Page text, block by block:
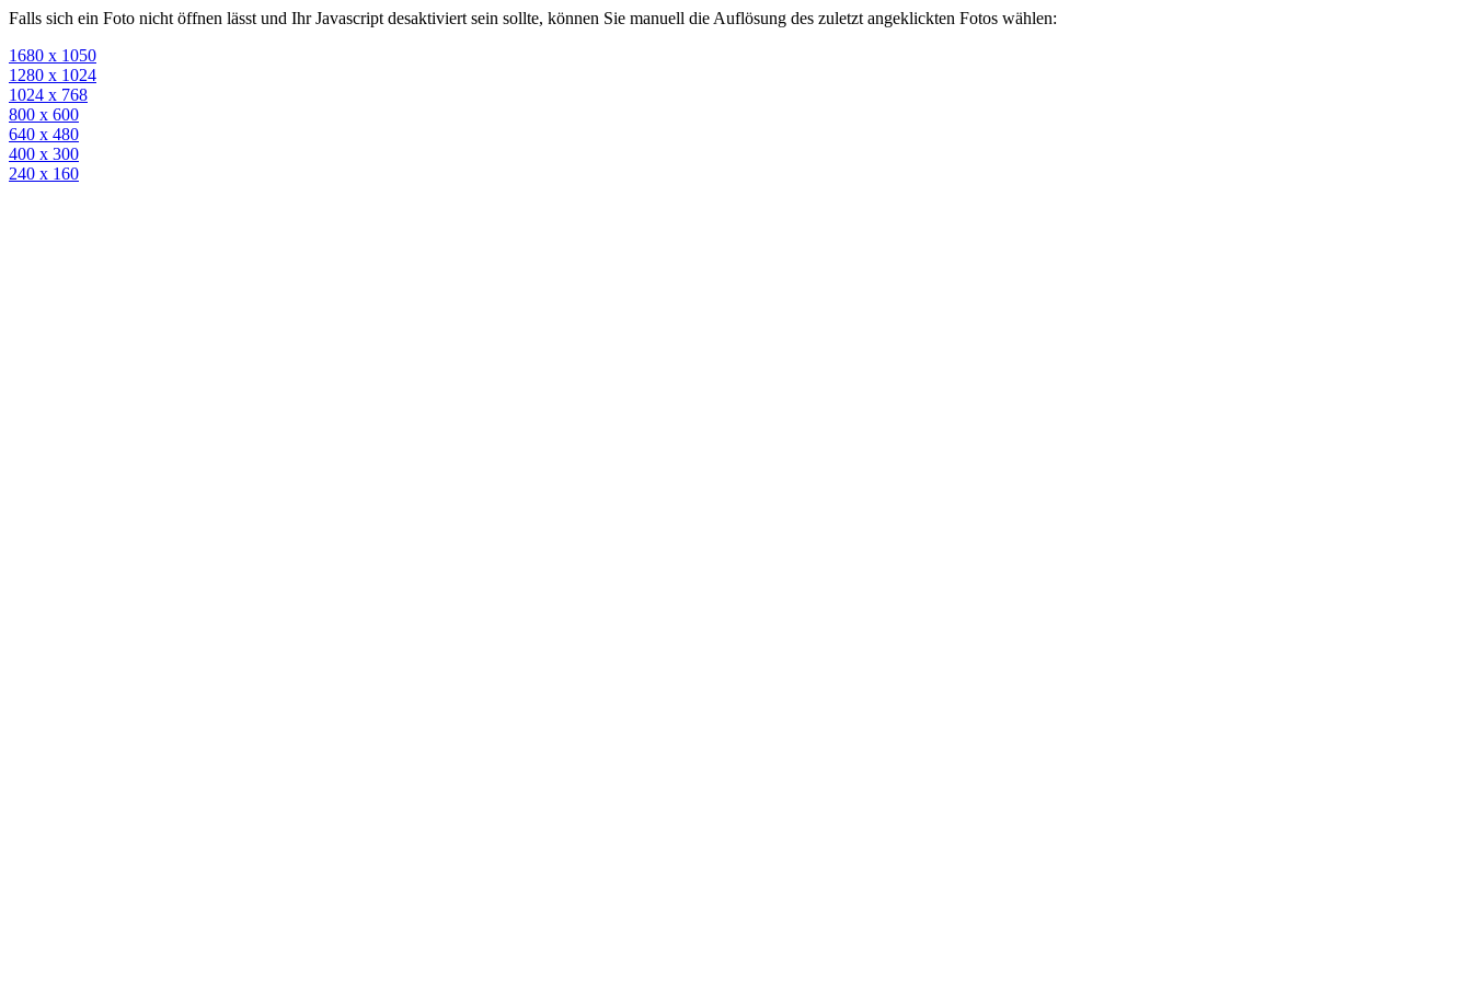
Falls sich ein Foto nicht öffnen lässt und Ihr Javascript desaktiviert sein sollte, können Sie manuell die Auflösung des zuletzt angeklickten Fotos wählen:
1680 x 1050
1280 x 1024
1024 x 768
800 x 600
640 x 480
400 x 300
240 x 160